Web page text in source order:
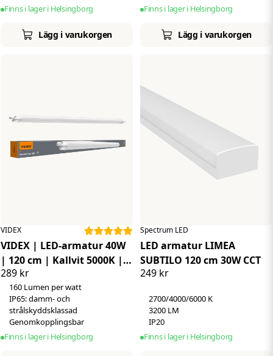
Finns i lager i Helsingborg
Lägg i varukorgen
Finns i lager i Helsingborg
Lägg i varukorgen
VIDEX
VIDEX | LED-armatur 40W
| 120 cm | Kallvit 5000K |
160LM/W | IP65
289 kr
160 Lumen per watt
IP65: damm- och
strålskyddsklassad
Genomkopplingsbar
Finns i lager i Helsingborg
Spectrum LED
LED armatur LIMEA
SUBTILO 120 cm 30W CCT
249 kr
2700/4000/6000 K
3200 LM
IP20
Finns i lager i Helsingborg